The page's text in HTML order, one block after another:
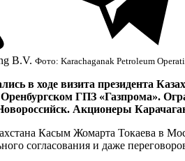
Фото: Karachaganak Petroleum
в ходе визита президента
ГПЗ «Газпрома».
Акционеры
Касым Жомарта Токаева в
согласования и даже